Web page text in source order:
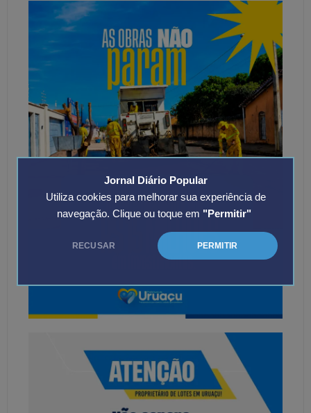
Jornal Diário Popular
Utiliza cookies para melhorar sua experiência de
navegação. Clique ou toque em "Permitir"
RECUSAR PERMITIR